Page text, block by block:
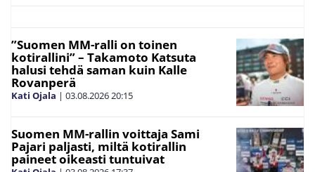
”Suomen MM-ralli on toinen
kotirallini” – Takamoto Katsuta
halusi tehdä saman kuin Kalle
Rovanperä
Kati Ojala | 03.08.202620:15
Suomen MM-rallin voittaja Sami
Pajari paljasti, miltä kotirallin
paineet oikeasti tuntuivat